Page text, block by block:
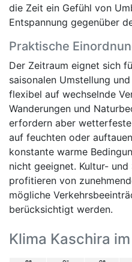
die Zeit ein Gefühl von
Entspannung gegenüber
Praktische
Der Zeitraum eignet sich
saisonalen Umstellung
flexibel auf wechselnde
Wanderungen und
erfordern aber
auf feuchten oder
konstante warme
nicht geeignet. Kultur-
profitieren von
mögliche
berücksichtigt werden.
Klima Kaschira